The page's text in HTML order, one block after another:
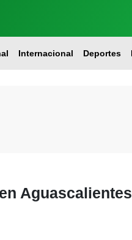
Internacional Deportes